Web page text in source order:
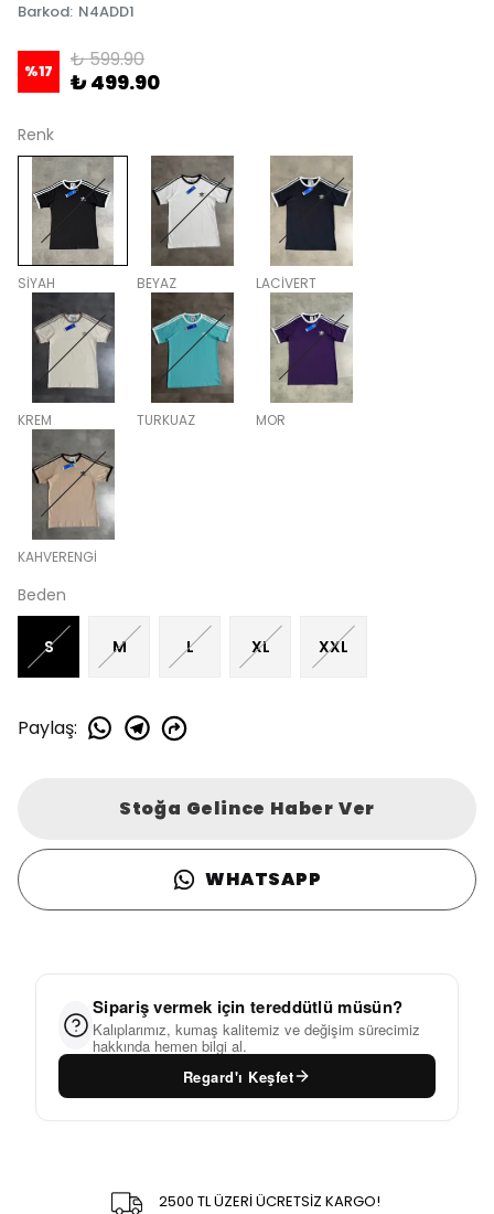
Barkod: N4ADD1
%17 ₺ 599.90
₺ 499.90
Renk
SİYAH BEYAZ LACİVERT
KREM TURKUAZ MOR
KAHVERENGİ
Beden
S M L XL XXL
Paylaş:
Stoğa Gelince Haber Ver
WHATSAPP
Sipariş vermek için tereddütlü müsün?
Kalıplarımız, kumaş kalitemiz ve değişim sürecimiz
hakkında hemen bilgi al.
Regard'ı Keşfet
2500 TL ÜZERİ ÜCRETSİZ KARGO!